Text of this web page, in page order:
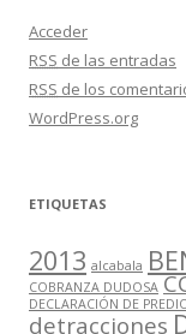
Acceder
RSS de las entradas
RSS de los
WordPress.org
ETIQUETAS
2013 alcabala
COBRANZA DUDOSA
DECLARACIÓN DE
detracciones